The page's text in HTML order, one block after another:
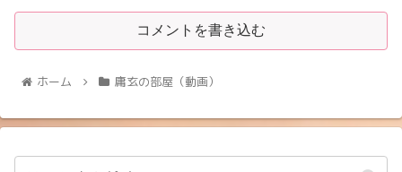
コメントを書き込む
ホーム 庸玄の部屋（動画）